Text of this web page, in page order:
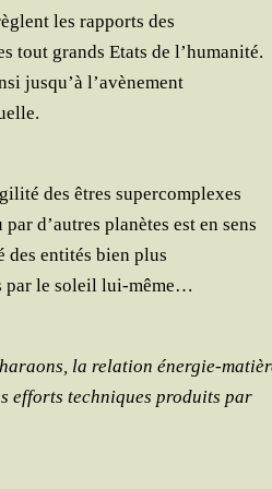
les rap­ports des
tout grands Etats de l’humanité.
jusqu’à l’avènement
des êtres supercomplexes
d’autres pla­nètes est en sens
enti­tés bien plus
par le soleil lui-même…
la rela­tion énergie-
efforts tech­niques pro­duits par